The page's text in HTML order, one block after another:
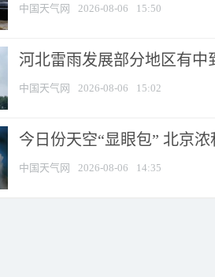
中国天气网 2026-08-06 15:50
河北雷雨发展部分地区有中
中国天气网 2026-08-06 15:02
今日份天空“显眼包” 北京
中国天气网 2026-08-06 14:35